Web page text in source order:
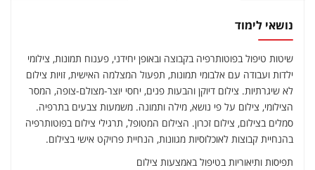
נושאי לימוד
שיטות טיפול בפוטותרפיה בקבוצה ובאופן יחידני, פענוח תמונות, צילומי
ילדות ועבודה עם אלבומי תמונות, תפעול המצלמה האישית, זויות צילום
לא שיגרתיות. צילום דיוקן והבעות פנים, יחסי יוצר-מצולם-צופה, המסר
הצילומי, צילום על פי נושא, מילה ותמונה. משמעות צבעים בתרפיה.
סמלים בצילום, צילום זכרון. הצילום המטופל, תרגילי צילום בפוטותרפיה
בהנחיית קבוצות לאוכלוסיות מגוונות, הנחיית פרויקט אישי בצילום.
תפיסות ותיאוריות בטיפול באמצעות צילום